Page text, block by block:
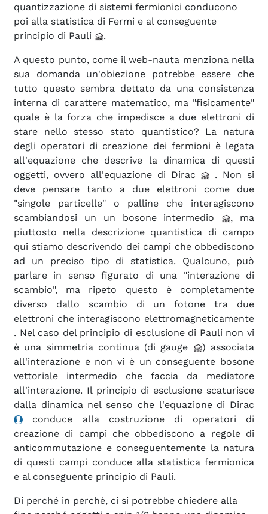
quantizzazione di sistemi fermionici conducono
poi alla statistica di Fermi e al conseguente
principio di Pauli
.
A questo punto, come il web-nauta menziona nella
sua domanda un'obiezione potrebbe essere che
tutto questo sembra dettato da una consistenza
interna di carattere matematico, ma "fisicamente"
quale è la forza che impedisce a due elettroni di
stare nello stesso stato quantistico? La natura
degli operatori di creazione dei fermioni è legata
all'equazione che descrive la dinamica di questi
oggetti, ovvero all'equazione di Dirac
. Non si
deve pensare tanto a due elettroni come due
"singole particelle" o palline che interagiscono
scambiandosi un un bosone intermedio
, ma
piuttosto nella descrizione quantistica di campo
qui stiamo descrivendo dei campi che obbediscono
ad un preciso tipo di statistica. Qualcuno, può
parlare in senso figurato di una "interazione di
scambio", ma ripeto questo è completamente
diverso dallo scambio di un fotone tra due
elettroni che interagiscono elettromagneticamente
. Nel caso del principio di esclusione di Pauli non vi
è una simmetria continua (di gauge
) associata
all'interazione e non vi è un conseguente bosone
vettoriale intermedio che faccia da mediatore
all'interazione. Il principio di esclusione scaturisce
dalla dinamica nel senso che l'equazione di Dirac
conduce alla costruzione di operatori di
creazione di campi che obbediscono a regole di
anticommutazione e conseguentemente la natura
di questi campi conduce alla statistica fermionica
e al conseguente principio di Pauli.
Di perché in perché, ci si potrebbe chiedere alla